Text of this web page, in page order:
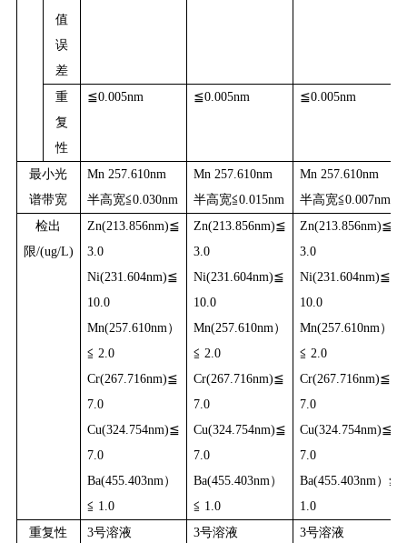
值
误
差
重
复
性
≦0.005nm ≦0.005nm ≦0.005nm
最小光
谱带宽
Mn 257.610nm
半高宽≦0.030nm
Mn 257.610nm
半高宽≦0.015nm
Mn 257.610nm
半高宽≦0.007nm
检出
限/(ug/L)
Zn(213.856nm)≦
3.0
Ni(231.604nm)≦
10.0
Mn(257.610nm）
≦ 2.0
Cr(267.716nm)≦
7.0
Cu(324.754nm)≦
7.0
Ba(455.403nm）
≦ 1.0
Zn(213.856nm)≦
3.0
Ni(231.604nm)≦
10.0
Mn(257.610nm）
≦ 2.0
Cr(267.716nm)≦
7.0
Cu(324.754nm)≦
7.0
Ba(455.403nm）
≦ 1.0
Zn(213.856nm)≦
3.0
Ni(231.604nm)≦
10.0
Mn(257.610nm）
≦ 2.0
Cr(267.716nm)≦
7.0
Cu(324.754nm)≦
7.0
Ba(455.403nm）≦
1.0
重复性
3号溶液
3号溶液
3号溶液